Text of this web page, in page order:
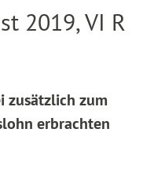
2019, VI R
zusätzlich zum
erbrachten